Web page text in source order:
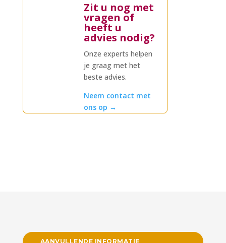
Zit u nog met
vragen of
heeft u
advies nodig?
Onze experts helpen
je graag met het
beste advies.
Neem contact met
ons op →
AANVULLENDE INFORMATIE